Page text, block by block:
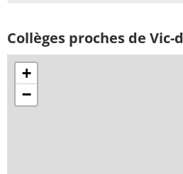
Collèges proches de Vic-
+
−